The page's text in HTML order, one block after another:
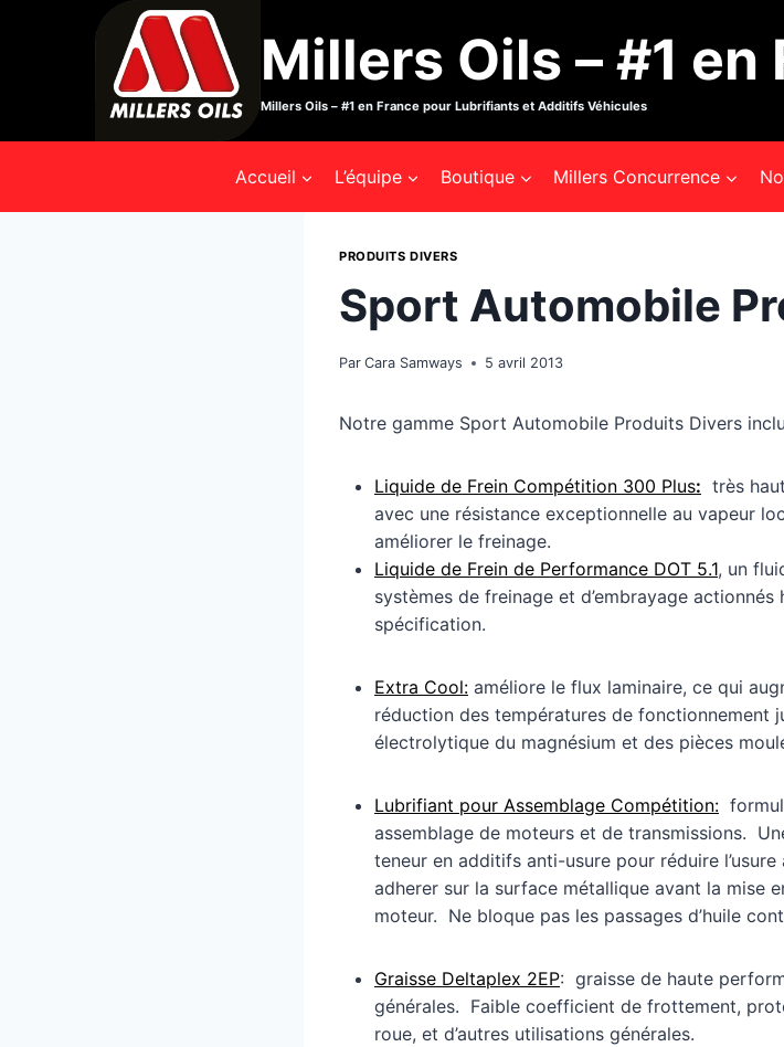
Millers Oils – #1 en
Millers Oils – #1 en France pour Lubrifiants et Additifs Véhicules
Accueil L’équipe Boutique Millers Concurrence
PRODUITS DIVERS
Sport Automobile
Par Cara Samways 5 avril 2013
Notre gamme Sport Automobile Produits Divers
Liquide de Frein Compétition 300 Plus: très
avec une résistance exceptionnelle au vapeur
améliorer le freinage.
Liquide de Frein de Performance DOT 5.1, un
systèmes de freinage et d’embrayage
spécification.
Extra Cool: améliore le flux laminaire, ce qui
réduction des températures de fonctionnement
électrolytique du magnésium et des pièces
Lubrifiant pour Assemblage Compétition:
assemblage de moteurs et de transmissions.
teneur en additifs anti-usure pour réduire
adherer sur la surface métallique avant la mise
moteur. Ne bloque pas les passages d’huile
Graisse Deltaplex 2EP: graisse de haute
générales. Faible coefficient de frottement,
roue, et d’autres utilisations générales.